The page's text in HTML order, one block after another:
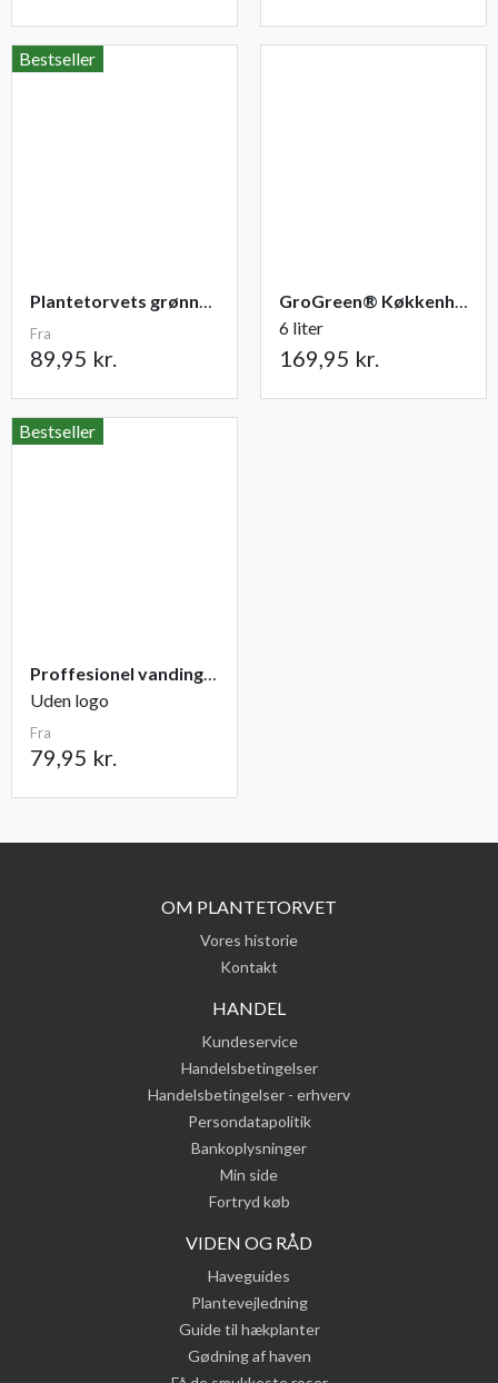
Bestseller
Fra
89,95 kr.
6 liter
169,95 kr.
Bestseller
Uden logo
Fra
79,95 kr.
OM PLANTETORVET
Vores historie
Kontakt
HANDEL
Kundeservice
Handelsbetingelser
Handelsbetingelser - erhverv
Persondatapolitik
Bankoplysninger
Min side
Fortryd køb
VIDEN OG RÅD
Haveguides
Plantevejledning
Guide til hækplanter
Gødning af haven